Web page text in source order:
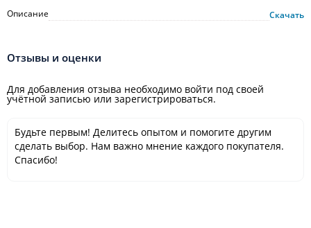
Описание
Скачать
Отзывы и оценки
Для добавления отзыва необходимо войти под своей
учётной записью или зарегистрироваться.
Будьте первым! Делитесь опытом и помогите другим
сделать выбор. Нам важно мнение каждого покупателя.
Спасибо!